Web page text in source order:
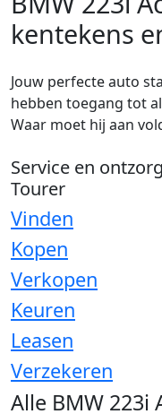
kentekens
Jouw perfecte auto
hebben toegang tot
Waar moet hij aan
Service en
Tourer
Vinden
Kopen
Verkopen
Keuren
Leasen
Verzekeren
Alle BMW 223i